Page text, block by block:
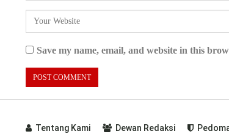
Save my name, email, and website in this
Tentang Kami Dewan Redaksi